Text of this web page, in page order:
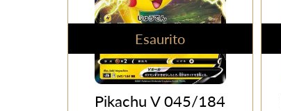
Esaurito
Pikachu V 045/184